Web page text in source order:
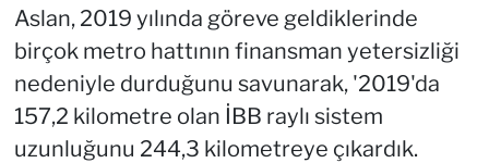
Aslan, 2019 yılında göreve geldiklerinde
birçok metro hattının finansman yetersizliği
nedeniyle durduğunu savunarak, '2019'da
157,2 kilometre olan İBB raylı sistem
uzunluğunu 244,3 kilometreye çıkardık.